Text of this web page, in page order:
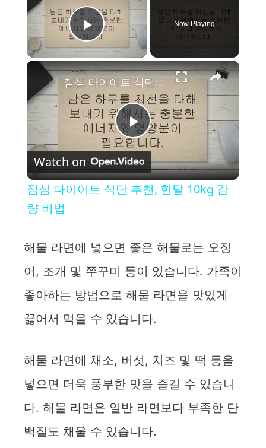
Play Video
Now Playing
×
P
l
y
V
i
d
e
o
점심 다이어트 식단 추천, 한달 10kg 감량 비법
Watch on
점심 다이어트 식단 추천, 한달 10kg 감
량 비법
해물 라면에 넣으면 좋은 해물로는 오징
어, 조개 및 쭈꾸미 등이 있습니다. 가족이
좋아하는 방법으로 해물 라면을 맛있게
끓어서 먹을 수 있습니다.
해물 라면에 채소, 버섯, 치즈 및 떡 등을
넣으면 더욱 풍부한 맛을 즐길 수 있습니
다. 해물 라면은 일반 라면보다 부족한 단
백질도 채울 수 있습니다.